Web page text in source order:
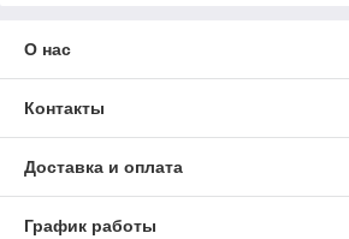
О нас
Контакты
Доставка и оплата
График работы